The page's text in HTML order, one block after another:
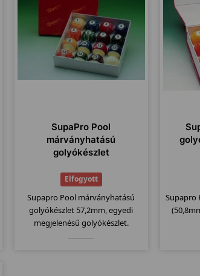
SupaPro Pool
márványhatású
golyókészlet
Elfogyott
Supapro Pool márványhatású
golyókészlet 57,2mm, egyedi
megjelenésű golyókészlet.
Supapro